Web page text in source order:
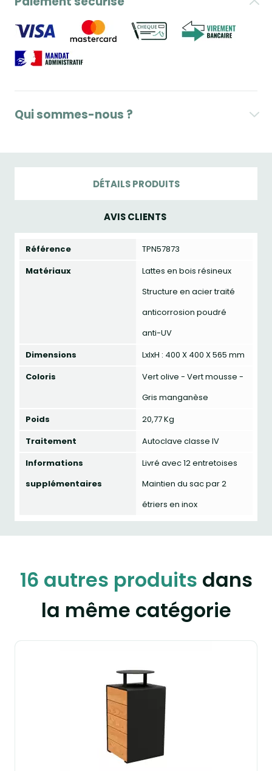
Qui sommes-nous ?
DÉTAILS PRODUITS
AVIS CLIENTS
Référence
TPN57873
Matériaux
Lattes en bois résineux
Structure en acier traité
anticorrosion poudré
anti-UV
Dimensions
LxlxH : 400 X 400 X 565 mm
Coloris
Vert olive - Vert mousse -
Gris manganèse
Poids
20,77 Kg
Traitement
Autoclave classe IV
Informations
supplémentaires
Livré avec 12 entretoises
Maintien du sac par 2
étriers en inox
16 autres produits dans
la même catégorie